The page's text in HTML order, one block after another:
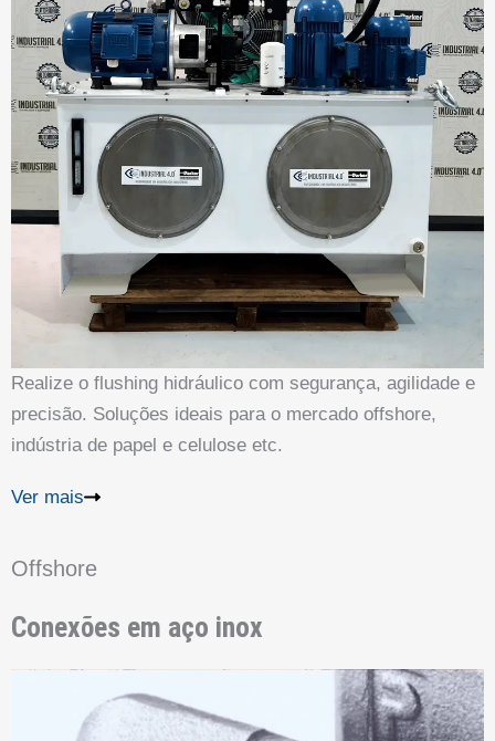
Realize o flushing hidráulico com segurança, agilidade e
precisão. Soluções ideais para o mercado offshore,
indústria de papel e celulose etc.
Ver mais
Offshore
Conexões em aço inox